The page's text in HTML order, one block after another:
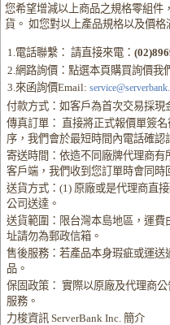
您希望增減以上商品之規格零組件
貨。 如您對以上產品規格以及價格
1.電話聯繫： 請直接來電：
2.網路詢價：點選本頁購買詢價我
3.來函詢價Email:
付款方式：如客戶為首次交易採現
傳真訂單： 直接將正式報價單簽
序，我們會於最短時間內電話確認
寄送時間：依造不同廠牌代理商
客戶端，我們收到您訂單時會同時
送貨方式：(1) 原廠或是代理商直
公司送達。
送貨範圍：限台灣本島地區，運費
址請勿為郵政信箱。
售後服務：若產品本身瑕疵或運
品。
保固政策： 實際以原廠及代理商
服務。
力梭資訊 ServerBank Inc. 簡介